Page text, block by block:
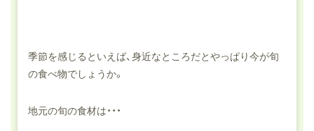
季節を感じるといえば、身近なところだとやっぱり今が旬
の食べ物でしょうか。
地元の旬の食材は・・・